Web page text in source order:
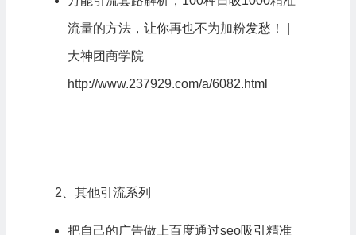
流量的方法，让你再也不为加粉发愁！ |
大神团商学院
http://www.237929.com/a/6082.html
2、其他引流系列
把自己的广告做上百度通过seo吸引精准